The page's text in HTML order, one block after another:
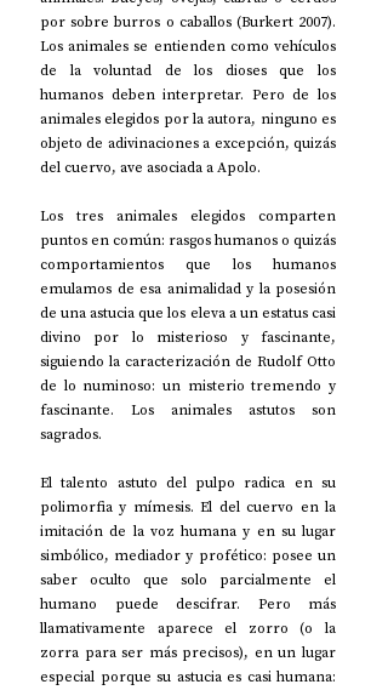
por sobre burros o caballos (Burkert 2007).
Los animales se entienden como vehículos
de la voluntad de los dioses que los
humanos deben interpretar. Pero de los
animales elegidos por la autora, ninguno es
objeto de adivinaciones a excepción, quizás
del cuervo, ave asociada a Apolo.
Los tres animales elegidos comparten
puntos en común: rasgos humanos o quizás
comportamientos que los humanos
emulamos de esa animalidad y la posesión
de una astucia que los eleva a un estatus casi
divino por lo misterioso y fascinante,
siguiendo la caracterización de Rudolf Otto
de lo numinoso: un misterio tremendo y
fascinante. Los animales astutos son
sagrados.
El talento astuto del pulpo radica en su
polimorfia y mímesis. El del cuervo en la
imitación de la voz humana y en su lugar
simbólico, mediador y profético: posee un
saber oculto que solo parcialmente el
humano puede descifrar. Pero más
llamativamente aparece el zorro (o la
zorra para ser más precisos), en un lugar
especial porque su astucia es casi humana: